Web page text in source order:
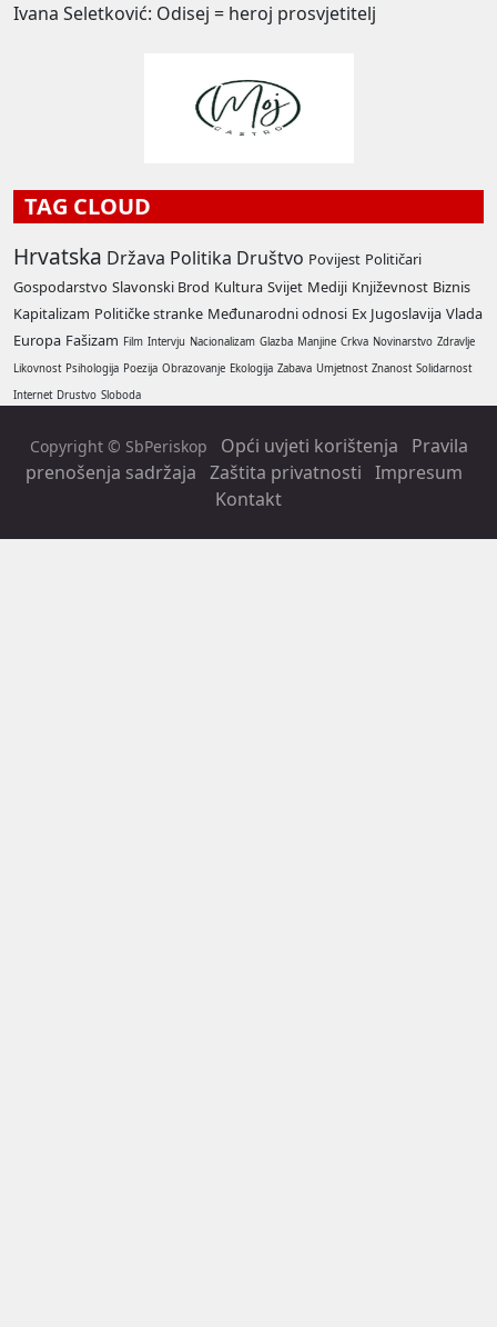
Ivana Seletković: Odisej = heroj prosvjetitelj
TAG CLOUD
Hrvatska Država Politika Društvo Povijest Političari
Gospodarstvo Slavonski Brod Kultura Svijet Mediji Književnost Biznis
Kapitalizam Političke stranke Međunarodni odnosi Ex Jugoslavija Vlada
Europa Fašizam Film Intervju Nacionalizam Glazba Manjine Crkva Novinarstvo Zdravlje
Likovnost Psihologija Poezija Obrazovanje Ekologija Zabava Umjetnost Znanost Solidarnost
Internet Drustvo Sloboda
Copyright © SbPeriskop Opći uvjeti korištenja
Pravila
prenošenja sadržaja Zaštita privatnosti Impresum
Kontakt